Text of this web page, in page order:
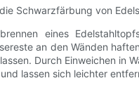
Schwarzfärbung von
eines
an den Wänden
Durch Einweichen in
lassen sich leichter